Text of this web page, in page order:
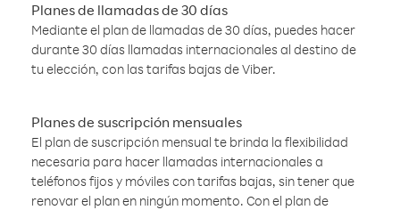
Planes de llamadas de 30 días
Mediante el plan de llamadas de 30 días, puedes hacer
durante 30 días llamadas internacionales al destino de
tu elección, con las tarifas bajas de Viber.
Planes de suscripción mensuales
El plan de suscripción mensual te brinda la flexibilidad
necesaria para hacer llamadas internacionales a
teléfonos fijos y móviles con tarifas bajas, sin tener que
renovar el plan en ningún momento. Con el plan de